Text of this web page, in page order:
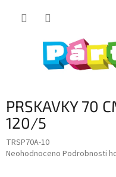
PRSKAVKY 70
120/5
TRSP70A-10
Průměrné
Neohodnoceno Podrobnosti